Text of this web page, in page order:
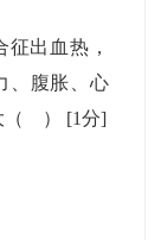
出血热，
、腹胀、心
（ ） [1分]